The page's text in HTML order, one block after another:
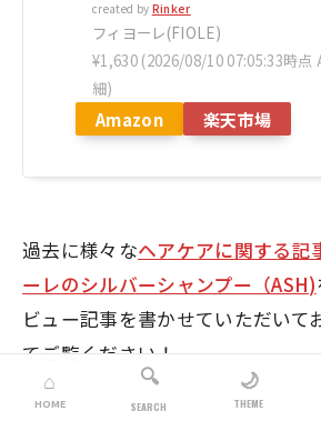
created by Rinker
フィヨーレ(FIOLE)
¥1,630 (2026/08/10 07:05:33時点
細)
Amazon 楽天市場
過去に様々なヘアケアに関する記
ーレのシルバーシャンプー（ASH)
ビュー記事を書かせていただいて
てご覧ください！
⌂
HOME
🔍
SEARCH
🌙
THEME